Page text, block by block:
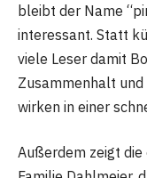
bleibt der Name
interessant. Statt
viele Leser damit
Zusammenhalt
wirken in einer
Außerdem zeigt